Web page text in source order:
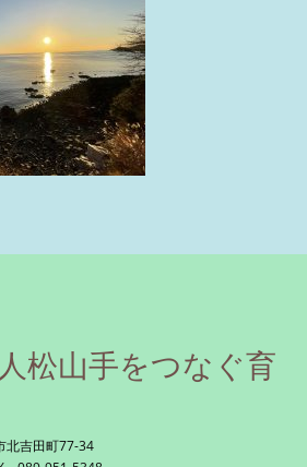
松山手をつなぐ育
吉田町77-34